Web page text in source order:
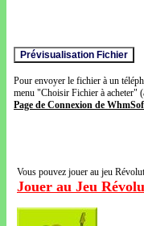
Pour envoyer le fichier à un
menu "Choisir Fichier à acheter"
Page de Connexion de
Vous pouvez jouer au jeu
Jouer au Jeu